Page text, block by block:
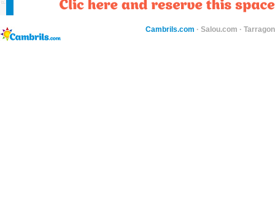
Cambrils.com · Salou.com ·